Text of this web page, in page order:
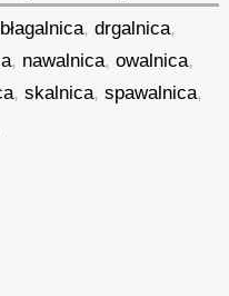
błagalnica,drgalnica,
, nawalnica,owalnica,
,skalnica,spawalnica,